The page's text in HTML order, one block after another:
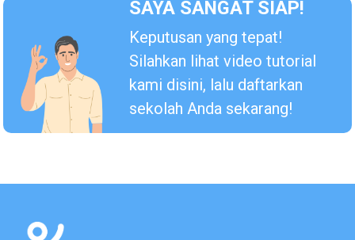
SAYA SANGAT SIAP!
Keputusan yang tepat!
Silahkan lihat video tutorial
kami disini, lalu daftarkan
sekolah Anda sekarang!